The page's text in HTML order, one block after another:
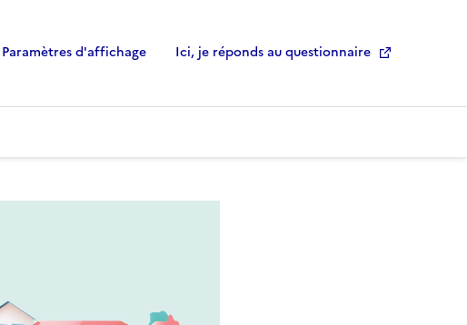
Paramètres d'affichage Ici, je réponds au questionnaire